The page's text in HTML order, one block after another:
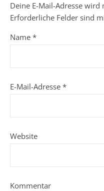
Deine E-Mail-Adresse
Erforderliche Felder sind
Name *
E-Mail-Adresse *
Website
Kommentar